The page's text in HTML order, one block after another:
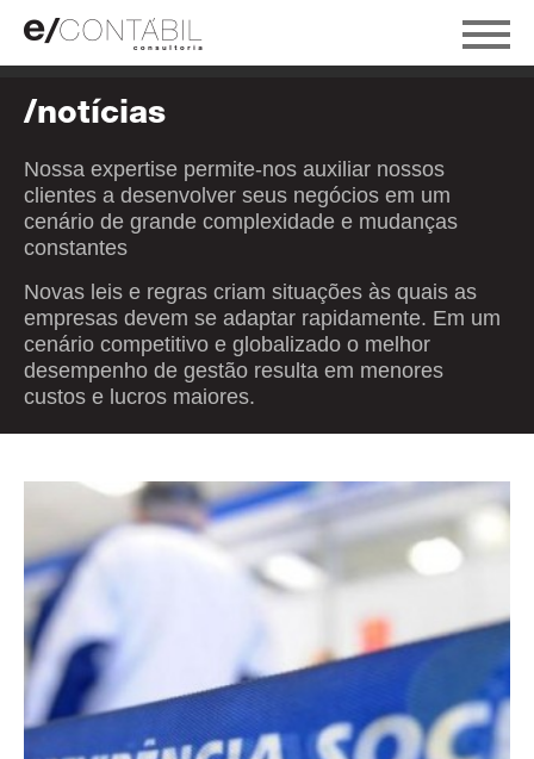
/notícias
Nossa expertise permite-nos auxiliar nossos
clientes a desenvolver seus negócios em um
cenário de grande complexidade e mudanças
constantes
Novas leis e regras criam situações às quais as
empresas devem se adaptar rapidamente. Em um
cenário competitivo e globalizado o melhor
desempenho de gestão resulta em menores
custos e lucros maiores.